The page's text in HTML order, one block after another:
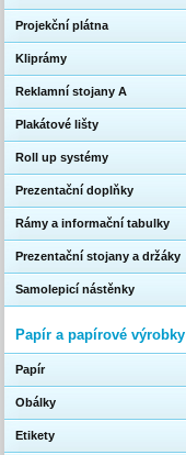
Projekční plátna
Kliprámy
Reklamní stojany A
Plakátové lišty
Roll up systémy
Prezentační doplňky
Rámy a informační tabulky
Prezentační stojany a držáky
Samolepicí nástěnky
Papír a papírové výrobky
Papír
Obálky
Etikety